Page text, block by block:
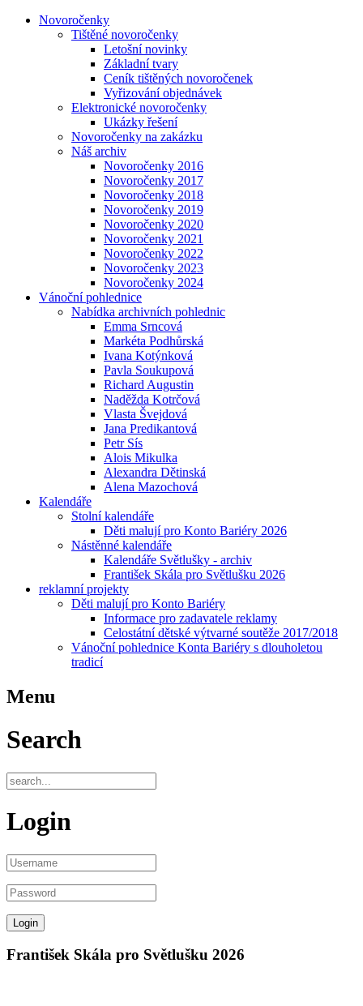
Novoročenky
Tištěné novoročenky
Letošní novinky
Základní tvary
Ceník tištěných novoročenek
Vyřizování objednávek
Elektronické novoročenky
Ukázky řešení
Novoročenky na zakázku
Náš archiv
Novoročenky 2016
Novoročenky 2017
Novoročenky 2018
Novoročenky 2019
Novoročenky 2020
Novoročenky 2021
Novoročenky 2022
Novoročenky 2023
Novoročenky 2024
Vánoční pohlednice
Nabídka archivních pohlednic
Emma Srncová
Markéta Podhůrská
Ivana Kotýnková
Pavla Soukupová
Richard Augustin
Naděžda Kotrčová
Vlasta Švejdová
Jana Predikantová
Petr Sís
Alois Mikulka
Alexandra Dětinská
Alena Mazochová
Kalendáře
Stolní kalendáře
Děti malují pro Konto Bariéry 2026
Nástěnné kalendáře
Kalendáře Světlušky - archiv
František Skála pro Světlušku 2026
reklamní projekty
Děti malují pro Konto Bariéry
Informace pro zadavatele reklamy
Celostátní dětské výtvarné soutěže 2017/2018
Vánoční pohlednice Konta Bariéry s dlouholetou
tradicí
Menu
Search
Login
František Skála pro Světlušku 2026